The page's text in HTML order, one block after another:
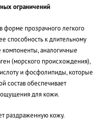
ограничений
форме прозрачного легкого
способность к длительному
аналогичные
(морского происхождения),
и фосфолипиды, которые
состав обеспечивает
для кожи.
раздраженную кожу.